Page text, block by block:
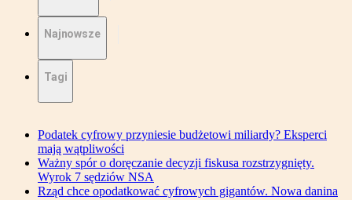
Najnowsze
Tagi
Podatek cyfrowy przyniesie budżetowi miliardy? Eksperci
mają wątpliwości
Ważny spór o doręczanie decyzji fiskusa rozstrzygnięty.
Wyrok 7 sędziów NSA
Rząd chce opodatkować cyfrowych gigantów. Nowa danina